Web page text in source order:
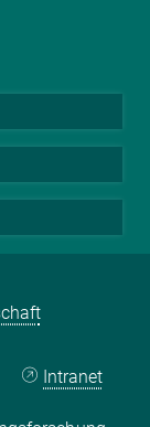
Intranet